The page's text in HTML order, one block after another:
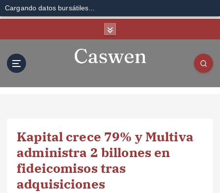
Cargando datos bursátiles...
Kapital crece 79% y Multiva
administra 2 billones en
fideicomisos tras
adquisiciones